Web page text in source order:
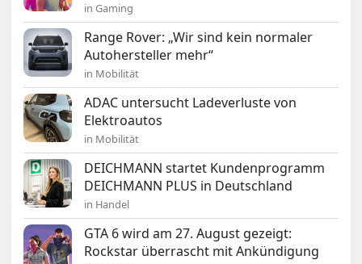
in Gaming
Range Rover: „Wir sind kein normaler
Autohersteller mehr“
in Mobilität
ADAC untersucht Ladeverluste von
Elektroautos
in Mobilität
DEICHMANN startet Kundenprogramm
DEICHMANN PLUS in Deutschland
in Handel
GTA 6 wird am 27. August gezeigt:
Rockstar überrascht mit Ankündigung